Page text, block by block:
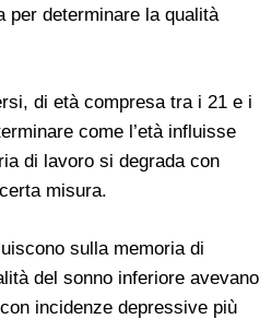
per determinare la qualità
di età compresa tra i 21 e i
come l’età influisse
di lavoro si degrada con
misura.
sulla memoria di
del sonno inferiore avevano
incidenze depressive più